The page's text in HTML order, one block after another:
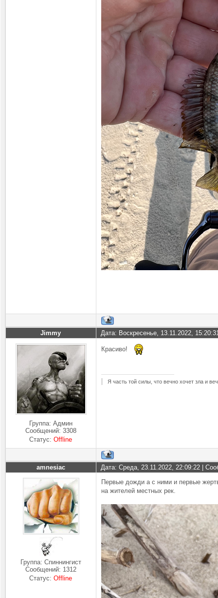
Jimmy Дата: Воскресенье, 13.11.2022,
Группа: Админ
Сообщений: 3308
Статус:Offline
Красиво!
Я часть той силы, что вечно хочет зла и
amnesiac Дата: Среда, 23.11.2022, 22:09:22 |
Группа: Спиннингист
Сообщений: 1312
Статус:Offline
Первые дожди а с ними и первые
на жителей местных рек.